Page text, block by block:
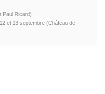
Paul Ricard)
et 13 septembre (Château de